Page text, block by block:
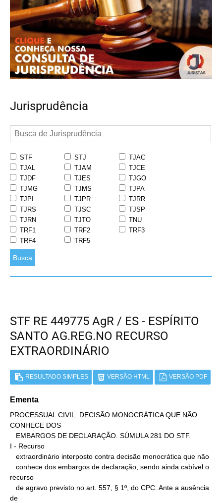
Jurisprudência
STF STJ
TJAC
TJAL
TJAM
TJCE
TJDF
TJES
TJGO
TJMG
TJMS
TJPA
TJPI
TJPR
TJRR
TJRS
TJSC
TJSP
TJRN
TJTO
TNU
TRF1
TRF2
TRF3
TRF4
TRF5
Busca
STF RE 449775 AgR / ES - ESPÍRITO
SANTO AG.REG.NO RECURSO
EXTRAORDINÁRIO
RESULTADO SIMPLES VERSÃO HTML VERSÃO PDF
Ementa
PROCESSUAL CIVIL. DECISÃO MONOCRÁTICA QUE NÃO
CONHECE DOS
I - Recurso
recurso
de